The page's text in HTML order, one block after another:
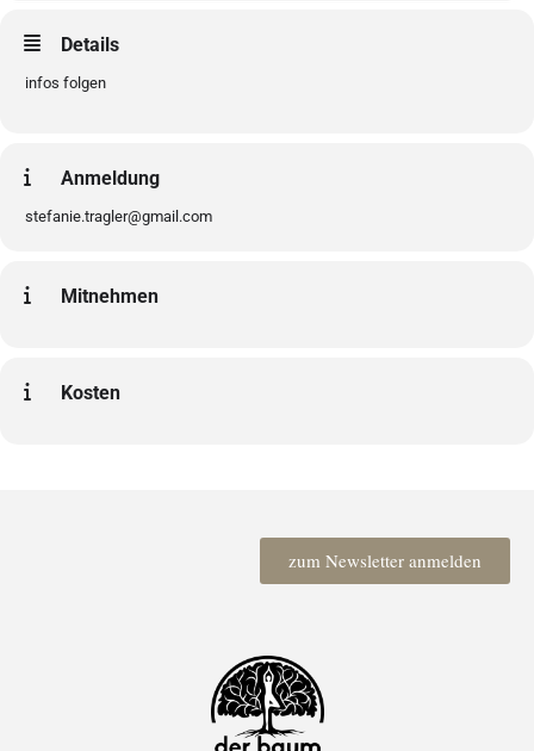
Details
infos folgen
Anmeldung
stefanie.tragler@gmail.com
Mitnehmen
Kosten
zum Newsletter anmelden